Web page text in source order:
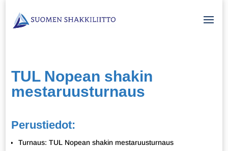
TUL Nopean shakin
mestaruusturnaus
Perustiedot:
Turnaus: TUL Nopean shakin mestaruusturnaus